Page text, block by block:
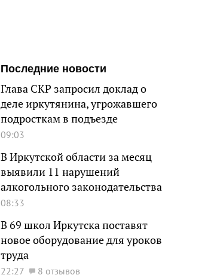
Последние новости
Глава СКР запросил доклад о
деле иркутянина, угрожавшего
подросткам в подъезде
09:03
В Иркутской области за месяц
выявили 11 нарушений
алкогольного законодательства
08:33
В 69 школ Иркутска поставят
новое оборудование для уроков
труда
22:27 8 отзывов